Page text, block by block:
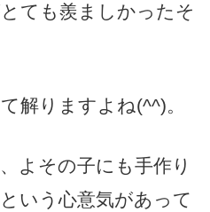
ても羨ましかったそ
解りますよね(^^)。
よその子にも手作り
いう心意気があって